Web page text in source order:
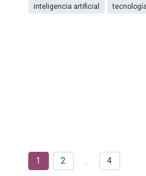
inteligencia artificial tecnología
1 2 … 4